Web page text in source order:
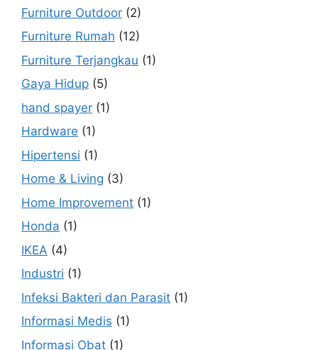
Furniture Outdoor (2)
Furniture Rumah (12)
Furniture Terjangkau (1)
Gaya Hidup (5)
hand spayer (1)
Hardware (1)
Hipertensi (1)
Home & Living (3)
Home Improvement (1)
Honda (1)
IKEA (4)
Industri (1)
Infeksi Bakteri dan Parasit (1)
Informasi Medis (1)
Informasi Obat (1)